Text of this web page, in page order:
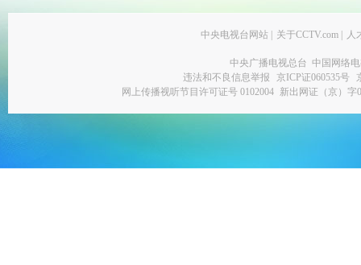
中央电视台网站 关于CCTV.com 人
中央广播电视总台 中国网络
违法和不良信息举报
京ICP证060535号
网上传播视听节目许可证号 0102004 新出网证（京）